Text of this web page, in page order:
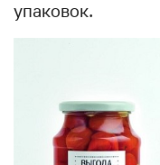
упаковок.